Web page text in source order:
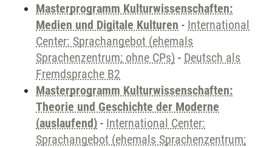
Masterprogramm Kulturwissenschaften:
Medien und Digitale Kulturen - International
Center: Sprachangebot (ehemals
Sprachenzentrum; ohne CPs) - Deutsch als
Fremdsprache B2
Masterprogramm Kulturwissenschaften:
Theorie und Geschichte der Moderne
(auslaufend) - International Center:
Sprachangebot (ehemals Sprachenzentrum;